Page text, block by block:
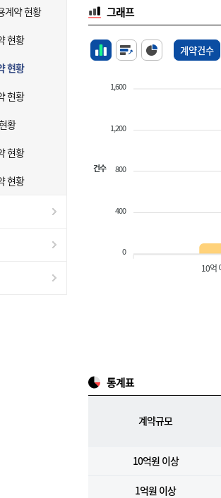
계약 현황
현황
현황
현황
황
현황
현황
그래프
계약건수
1,600
1,200
800
400
0
건수
10억
통계표
계약규모
10억원 이상
1억원 이상